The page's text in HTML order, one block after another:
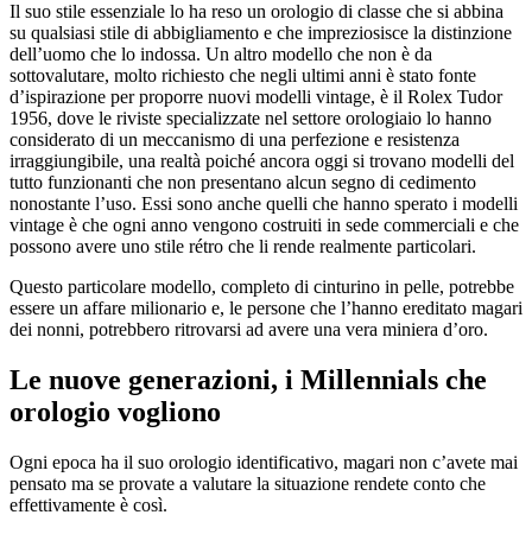
Il suo stile essenziale lo ha reso un orologio di classe che si abbina
su qualsiasi stile di abbigliamento e che impreziosisce la distinzione
dell’uomo che lo indossa. Un altro modello che non è da
sottovalutare, molto richiesto che negli ultimi anni è stato fonte
d’ispirazione per proporre nuovi modelli vintage, è il Rolex Tudor
1956, dove le riviste specializzate nel settore orologiaio lo hanno
considerato di un meccanismo di una perfezione e resistenza
irraggiungibile, una realtà poiché ancora oggi si trovano modelli del
tutto funzionanti che non presentano alcun segno di cedimento
nonostante l’uso. Essi sono anche quelli che hanno sperato i modelli
vintage è che ogni anno vengono costruiti in sede commerciali e che
possono avere uno stile rétro che li rende realmente particolari.
Questo particolare modello, completo di cinturino in pelle, potrebbe
essere un affare milionario e, le persone che l’hanno ereditato magari
dei nonni, potrebbero ritrovarsi ad avere una vera miniera d’oro.
Le nuove generazioni, i Millennials che
orologio vogliono
Ogni epoca ha il suo orologio identificativo, magari non c’avete mai
pensato ma se provate a valutare la situazione rendete conto che
effettivamente è così.